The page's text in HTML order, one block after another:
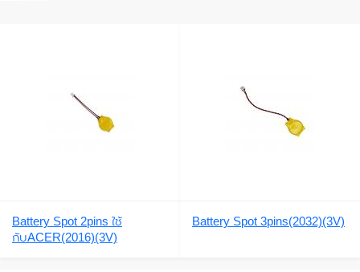
Battery Spot 2pins ใช้
กับACER(2016)(3V)
Battery Spot 3pins(2032)(3V)